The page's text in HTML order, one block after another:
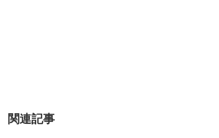
関連記事